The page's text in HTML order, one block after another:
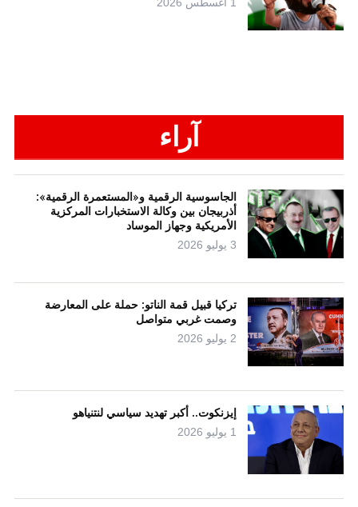
آراء
الجاسوسية الرقمية و«المستعمرة الرقمية»:
أذربيجان بين وكالة الاستخبارات المركزية
الأمريكية وجهاز الموساد
3 يوليو 2026
تركيا قبيل قمة الناتو: حملة على المعارضة
وصمت غربي متواصل
2 يوليو 2026
إيزنكوت.. أكبر تهديد سياسي لنتنياهو
1 يوليو 2026